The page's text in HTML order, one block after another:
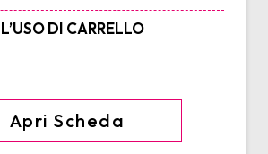
DI CARRELLO
Apri Scheda